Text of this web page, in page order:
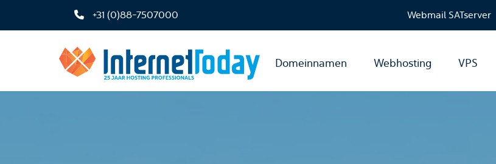
+31 (0)88-7507000 Webmail SATserver
Domeinnamen Webhosting VPS